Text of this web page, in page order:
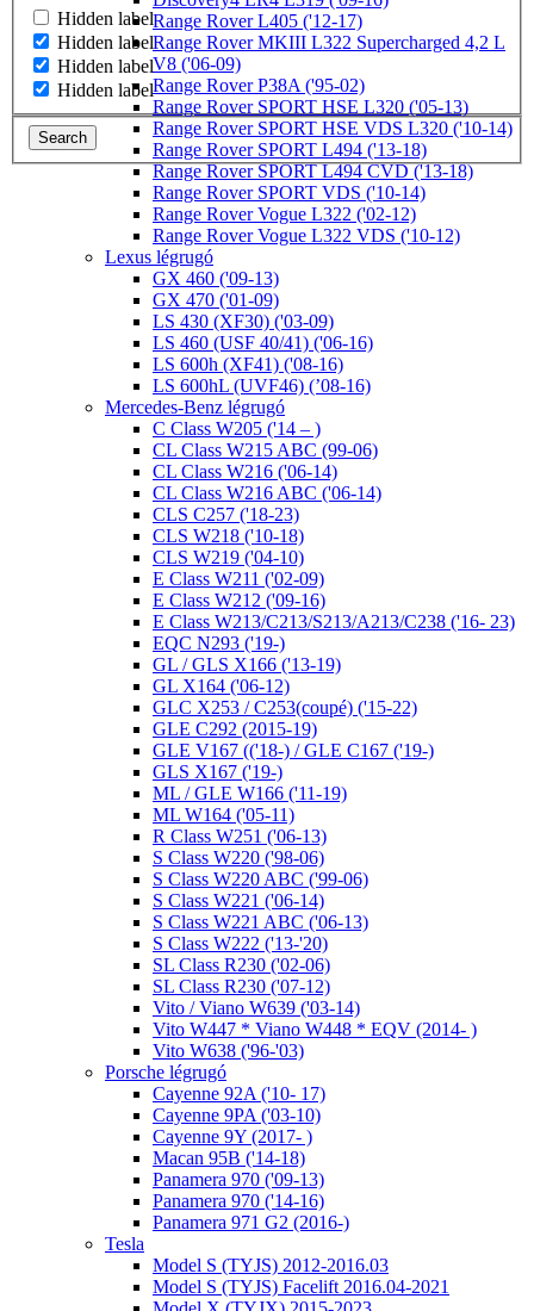
Hidden label
Hidden label
Hidden label
Hidden label
Search
Range Rover L405 ('12-17)
Range Rover MKIII L322 Supercharged 4,2 L
V8 ('06-09)
Range Rover P38A ('95-02)
Range Rover SPORT HSE L320 ('05-13)
Range Rover SPORT HSE VDS L320 ('10-14)
Range Rover SPORT L494 ('13-18)
Range Rover SPORT L494 CVD ('13-18)
Range Rover SPORT VDS ('10-14)
Range Rover Vogue L322 ('02-12)
Range Rover Vogue L322 VDS ('10-12)
Lexus légrugó
GX 460 ('09-13)
GX 470 ('01-09)
LS 430 (XF30) ('03-09)
LS 460 (USF 40/41) ('06-16)
LS 600h (XF41) ('08-16)
LS 600hL (UVF46) (’08-16)
Mercedes-Benz légrugó
C Class W205 ('14 – )
CL Class W215 ABC (99-06)
CL Class W216 ('06-14)
CL Class W216 ABC ('06-14)
CLS C257 ('18-23)
CLS W218 ('10-18)
CLS W219 ('04-10)
E Class W211 ('02-09)
E Class W212 ('09-16)
E Class W213/C213/S213/A213/C238 ('16- 23)
EQC N293 ('19-)
GL / GLS X166 ('13-19)
GL X164 ('06-12)
GLC X253 / C253(coupé) ('15-22)
GLE C292 (2015-19)
GLE V167 (('18-) / GLE C167 ('19-)
GLS X167 ('19-)
ML / GLE W166 ('11-19)
ML W164 ('05-11)
R Class W251 ('06-13)
S Class W220 ('98-06)
S Class W220 ABC ('99-06)
S Class W221 ('06-14)
S Class W221 ABC ('06-13)
S Class W222 ('13-'20)
SL Class R230 ('02-06)
SL Class R230 ('07-12)
Vito / Viano W639 ('03-14)
Vito W447 * Viano W448 * EQV (2014- )
Vito W638 ('96-'03)
Porsche légrugó
Cayenne 92A ('10- 17)
Cayenne 9PA ('03-10)
Cayenne 9Y (2017- )
Macan 95B ('14-18)
Panamera 970 ('09-13)
Panamera 970 ('14-16)
Panamera 971 G2 (2016-)
Tesla
Model S (TYJS) 2012-2016.03
Model S (TYJS) Facelift 2016.04-2021